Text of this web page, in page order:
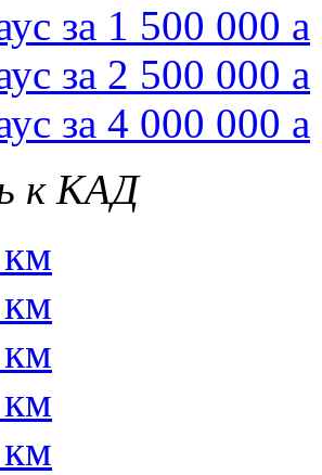
за 1 500 000 a
за 2 500 000 a
за 4 000 000 a
к КАД